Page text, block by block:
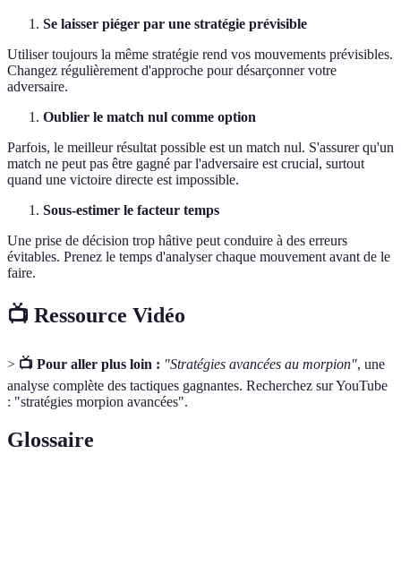
Se laisser piéger par une stratégie prévisible
Utiliser toujours la même stratégie rend vos mouvements prévisibles.
Changez régulièrement d'approche pour désarçonner votre
adversaire.
Oublier le match nul comme option
Parfois, le meilleur résultat possible est un match nul. S'assurer qu'un
match ne peut pas être gagné par l'adversaire est crucial, surtout
quand une victoire directe est impossible.
Sous-estimer le facteur temps
Une prise de décision trop hâtive peut conduire à des erreurs
évitables. Prenez le temps d'analyser chaque mouvement avant de le
faire.
📺 Ressource Vidéo
> 📺 Pour aller plus loin : "Stratégies avancées au morpion", une
analyse complète des tactiques gagnantes. Recherchez sur YouTube
: "stratégies morpion avancées".
Glossaire